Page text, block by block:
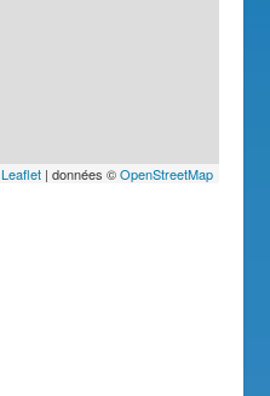
Leaflet| données ©OpenStreetMap